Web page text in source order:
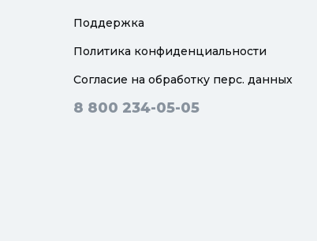
Поддержка
Политика конфиденциальности
Согласие на обработку перс. данных
8 800 234-05-05